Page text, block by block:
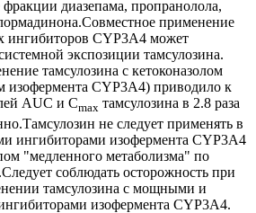
диазепама, пропранолола,
применение
ингибиторов CYP3А4 может
экспозиции тамсулозина.
тамсулозина с кетоконазолом
CYP3А4) приводило к
AUC и Cmax тамсулозина в 2.8 раза
не следует применять в
ингибиторами изофермента CYP3А4
"медленного метаболизма" по
соблюдать осторожность при
тамсулозина с мощными и
изофермента CYP3A4.